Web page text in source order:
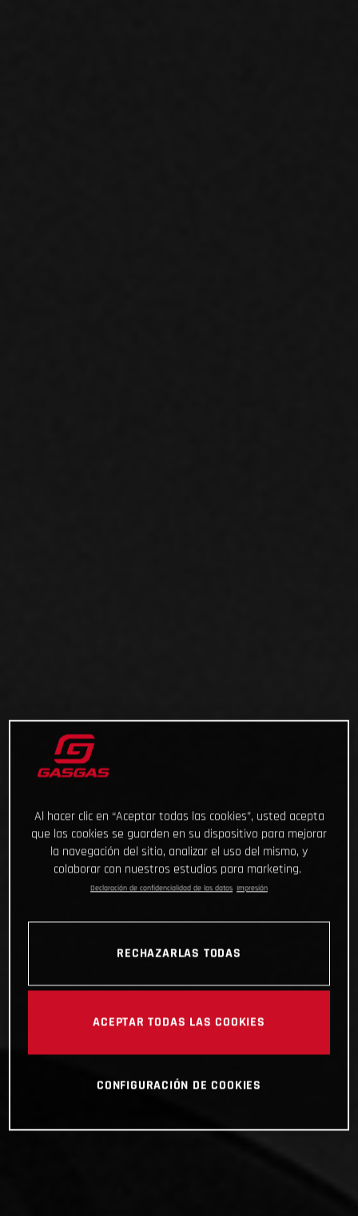
Al hacer clic en “Aceptar todas las cookies”, usted acepta
que las cookies se guarden en su dispositivo para mejorar
la navegación del sitio, analizar el uso del mismo, y
colaborar con nuestros estudios para marketing.
Declaración de confidencialidad de los datos Impresión
RECHAZARLAS TODAS
ACEPTAR TODAS LAS COOKIES
CONFIGURACIÓN DE COOKIES